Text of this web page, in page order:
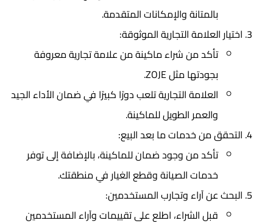
بالمتانة والإمكانات المتقدمة.
اختيار العلامة التجارية الموثوقة:
تأكد من شراء ماكينة من علامة تجارية معروفة
بجودتها مثل ZOJE.
العلامة التجارية تلعب دورًا كبيرًا في ضمان الأداء الجيد
والعمر الطويل للماكينة.
التحقق من خدمات ما بعد البيع:
تأكد من وجود ضمان للماكينة، بالإضافة إلى توفر
خدمات الصيانة وقطع الغيار في منطقتك.
البحث عن آراء وتجارب المستخدمين:
قبل الشراء، اطلع على تقييمات وآراء المستخدمين